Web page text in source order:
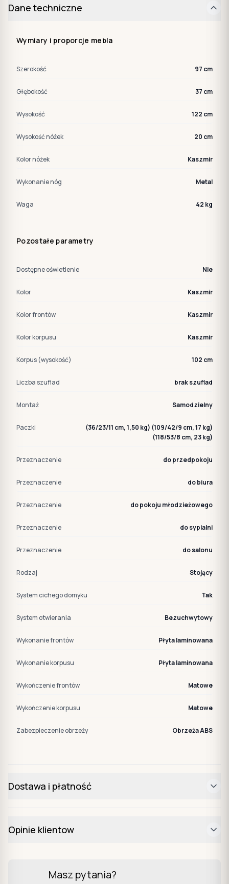
Dane techniczne
Wymiary i proporcje mebla
Szerokość 97 cm
Głębokość 37 cm
Wysokość 122 cm
Wysokość nóżek 20 cm
Kolor nóżek Kaszmir
Wykonanie nóg Metal
Waga 42 kg
Pozostałe parametry
Dostępne oświetlenie Nie
Kolor Kaszmir
Kolor frontów Kaszmir
Kolor korpusu Kaszmir
Korpus (wysokość) 102 cm
Liczba szuflad brak szuflad
Montaż Samodzielny
Paczki
(36/23/11 cm, 1,50 kg) (109/42/9 cm, 17 kg)
(118/53/8 cm, 23 kg)
Przeznaczenie do przedpokoju
Przeznaczenie do biura
Przeznaczenie do pokoju młodzieżowego
Przeznaczenie do sypialni
Przeznaczenie do salonu
Rodzaj Stojący
System cichego domyku Tak
System otwierania Bezuchwytowy
Wykonanie frontów Płyta laminowana
Wykonanie korpusu Płyta laminowana
Wykończenie frontów Matowe
Wykończenie korpusu Matowe
Zabezpieczenie obrzeży Obrzeża ABS
Dostawa i płatność
Opinie klientow
Masz pytania?